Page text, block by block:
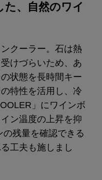
、自然のワイ
クーラー。石は熱
けづらいため、あ
状態を長時間キー
特性を活用し、冷
」にワインボ
ン温度の上昇を抑
の残量を確認できる
工夫も施しまし